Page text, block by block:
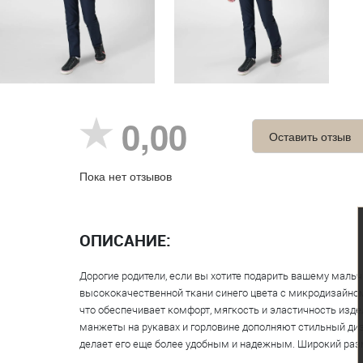
0,00
Пока нет отзывов
Оставить отзыв
ОПИСАНИЕ:
Дорогие родители, если вы хотите подарить вашему
высококачественной ткани синего цвета с
что обеспечивает комфорт, мягкость и эластичность
манжеты на рукавах и горловине дополняют стильный
делает его еще более удобным и надежным. Широкий